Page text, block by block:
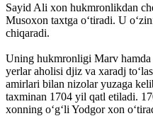
Sayid Ali xon hukmronlikdan
Musoxon taxtga o‘tiradi. U
chiqaradi.
Uning hukmronligi Marv hamda
yerlar aholisi djiz va xaradj
amirlari bilan nizolar yuzaga
taxminan 1704 yil qatl etiladi.
xonning o‘g‘li Yodgor xon